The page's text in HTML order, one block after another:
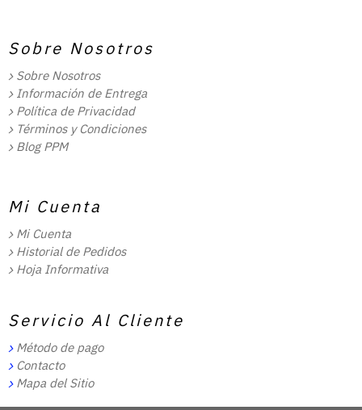
Sobre Nosotros
Sobre Nosotros
Información de Entrega
Política de Privacidad
Términos y Condiciones
Blog PPM
Mi Cuenta
Mi Cuenta
Historial de Pedidos
Hoja Informativa
Servicio Al Cliente
Método de pago
Contacto
Mapa del Sitio